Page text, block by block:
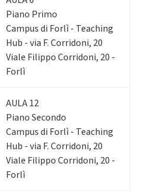
Piano Primo
Campus di Forlì - Teaching
Hub - via F. Corridoni, 20
Viale Filippo Corridoni, 20 -
Forlì
AULA 12
Piano Secondo
Campus di Forlì - Teaching
Hub - via F. Corridoni, 20
Viale Filippo Corridoni, 20 -
Forlì